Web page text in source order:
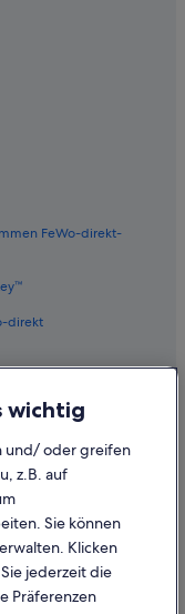
FeWo-direkt-
direkt
wichtig
und/ oder greifen
z.B. auf
Sie können
Klicken
jederzeit die
Präferenzen